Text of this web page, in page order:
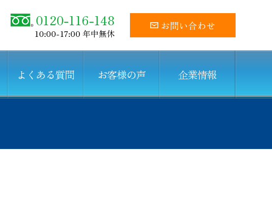
0120-116-148
10:00-17:00 年中無休
お問い合わせ
よくある質問 お客様の声 企業情報